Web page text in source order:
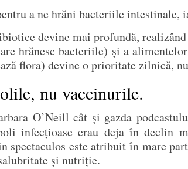
a ne hrăni bacteriile intestinale,
devine mai profundă,
hrănesc bacteriile) și a
flora) devine o prioritate zilnică,
nu vaccinurile.
O’Neill cât și gazda
infecțioase erau deja în declin
spectaculos este atribuit în mare
și nutriție.